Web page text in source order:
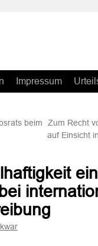
Impressum
beim
Zum Recht
auf Einsicht